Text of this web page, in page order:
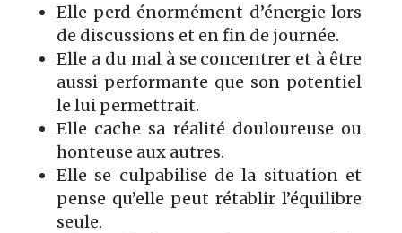
Elle perd énormément d’énergie lors
de discussions et en fin de journée.
Elle a du mal à se concentrer et à être
aussi performante que son potentiel
le lui permettrait.
Elle cache sa réalité douloureuse ou
honteuse aux autres.
Elle se culpabilise de la situation et
pense qu’elle peut rétablir l’équilibre
seule.